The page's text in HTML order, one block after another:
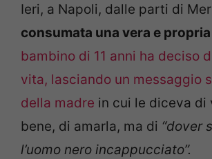
Ieri, a Napoli, dalle parti di
consumata una vera e
bambino di 11 anni ha deciso
vita, lasciando un messaggio
della madre in cui le diceva di
bene, di amarla, ma di “dover
l’uomo nero incappucciato”.